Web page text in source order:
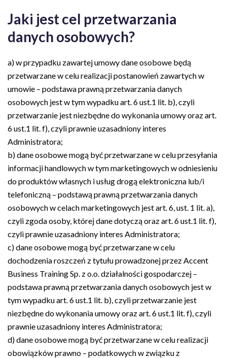
Jaki jest cel przetwarzania
danych osobowych?
a) w przypadku zawartej umowy dane osobowe będą
przetwarzane w celu realizacji postanowień zawartych w
umowie – podstawa prawną przetwarzania danych
osobowych jest w tym wypadku art. 6 ust.1 lit. b), czyli
przetwarzanie jest niezbędne do wykonania umowy oraz art.
6 ust.1 lit. f), czyli prawnie uzasadniony interes
Administratora;
b) dane osobowe mogą być przetwarzane w celu przesyłania
informacji handlowych w tym marketingowych w odniesieniu
do produktów własnych i usług drogą elektroniczna lub/i
telefoniczną – podstawą prawną przetwarzania danych
osobowych w celach marketingowych jest art. 6, ust. 1 lit. a),
czyli zgoda osoby, której dane dotyczą oraz art. 6 ust.1 lit. f),
czyli prawnie uzasadniony interes Administratora;
c) dane osobowe mogą być przetwarzane w celu
dochodzenia roszczeń z tytułu prowadzonej przez Accent
Business Training Sp. z o.o. działalności gospodarczej –
podstawa prawną przetwarzania danych osobowych jest w
tym wypadku art. 6 ust.1 lit. b), czyli przetwarzanie jest
niezbędne do wykonania umowy oraz art. 6 ust.1 lit. f), czyli
prawnie uzasadniony interes Administratora;
d) dane osobowe mogą być przetwarzane w celu realizacji
obowiązków prawno­ – podatkowych w związku z